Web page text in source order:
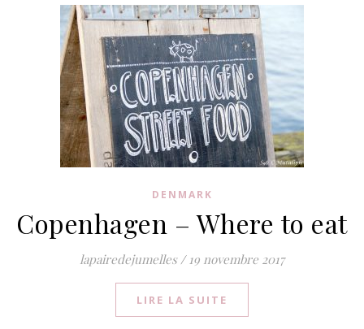
DENMARK
Copenhagen – Where to eat
lapairedejumelles / 19 novembre 2017
LIRE LA SUITE